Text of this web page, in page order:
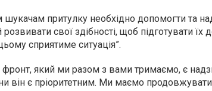
шукачам притулку необхідно допомогти та
свої здібності, щоб підготувати
сприятиме ситуація”.
фронт, який ми разом з вами тримаємо, є
він є пріоритетним. Ми маємо